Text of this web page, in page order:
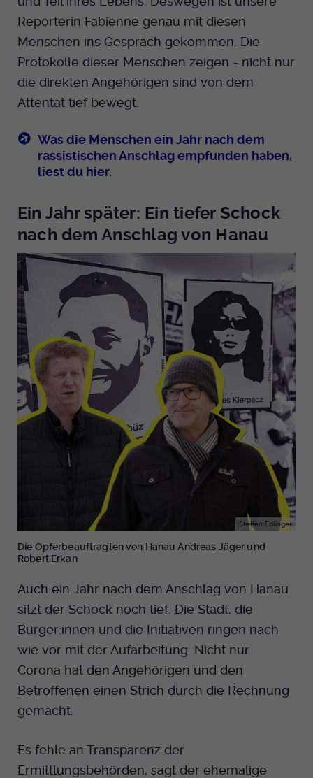
Reporterin Fabienne genau mit diesen
Menschen ins Gespräch gekommen. Die
Protokolle dieser Menschen zeigen - nicht nur
die direkten Angehörigen sind von dem
Attentat tief bewegt.
Was die Menschen ein Jahr nach dem
rassistischen Anschlag empfunden haben,
liest du hier.
Ein Jahr später: Ein tiefer Schock
nach dem Anschlag von Hanau
Steffen Edlinger
Die Opferbeauftragten von Hanau Andreas Jäger und
Robert Erkan
Auch ein Jahr nach dem Anschlag von Hanau
sitzt der Schock noch tief. Die Stadt, die
Bürger:innen und die Initiativen ringen nach
wie vor mit der Aufarbeitung. Nicht nur
Corona hat den Angehörigen und den
Betroffenen einen Strich durch die Rechnung
gemacht.
Es fehle an Transparenz der
Ermittlungsbehörden, sagt der ehemalige